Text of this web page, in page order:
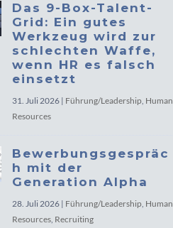
Das 9-Box-Talent-
Grid: Ein gutes
Werkzeug wird zur
schlechten Waffe,
wenn HR es falsch
einsetzt
31. Juli 2026 | Führung/Leadership, Human
Resources
Bewerbungsgespräc
h mit der
Generation Alpha
28. Juli 2026 | Führung/Leadership, Human
Resources, Recruiting